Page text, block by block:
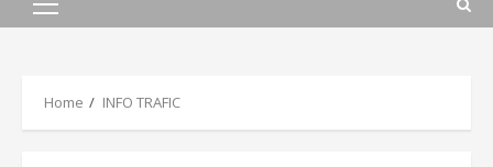
Primary
Home INFO TRAFIC